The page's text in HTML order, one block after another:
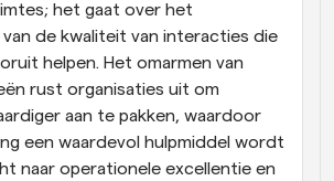
het gaat over het
van de kwaliteit van interacties die
helpen. Het omarmen van
rust organisaties uit om
aan te pakken, waardoor
een waardevol hulpmiddel wordt
naar operationele excellentie en